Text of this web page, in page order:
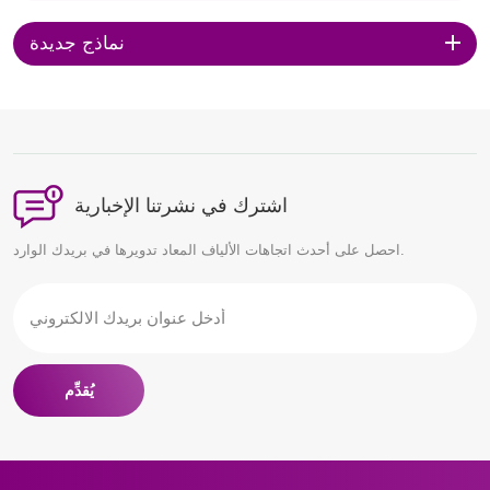
ونماذج عالية الجودة تحظى دائمًا
برضا العملاء.
نماذج جديدة
اشترك في نشرتنا الإخبارية
احصل على أحدث اتجاهات الألياف المعاد تدويرها في بريدك الوارد.
يُقدِّم